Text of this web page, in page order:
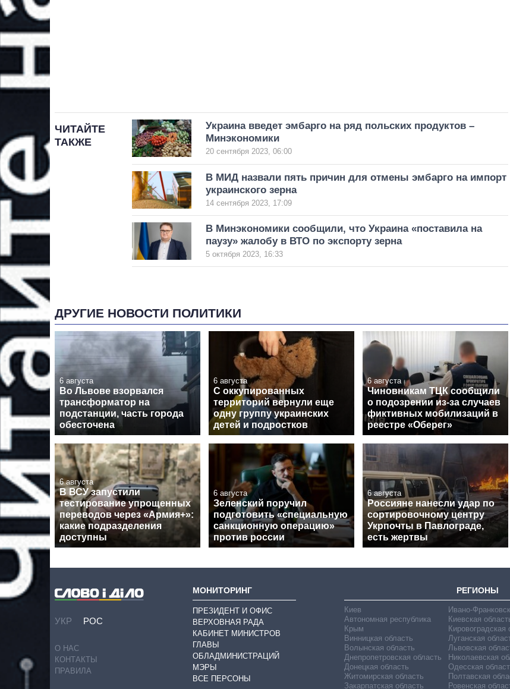
ЧИТАЙТЕ
ТАКЖЕ
Украина введет эмбарго на ряд польских продуктов –
Минэкономики
20 сентября 2023, 06:00
В МИД назвали пять причин для отмены эмбарго на импорт
украинского зерна
14 сентября 2023, 17:09
В Минэкономики сообщили, что Украина «поставила на
паузу» жалобу в ВТО по экспорту зерна
5 октября 2023, 16:33
ДРУГИЕ НОВОСТИ ПОЛИТИКИ
6 августа
Во Львове взорвался
трансформатор на
подстанции, часть города
обесточена
6 августа
С оккупированных
территорий вернули еще
одну группу украинских
детей и подростков
6 августа
Чиновникам ТЦК сообщили
о подозрении из-за случаев
фиктивных мобилизаций в
реестре «Оберег»
6 августа
В ВСУ запустили
тестирование упрощенных
переводов через «Армия+»:
какие подразделения
доступны
6 августа
Зеленский поручил
подготовить «специальную
санкционную операцию»
против россии
6 августа
Россияне нанесли удар по
сортировочному центру
Укрпочты в Павлограде,
есть жертвы
УКР РОС
О НАС
КОНТАКТЫ
ПРАВИЛА
МОНИТОРИНГ
ПРЕЗИДЕНТ И ОФИС
ВЕРХОВНАЯ РАДА
КАБИНЕТ МИНИСТРОВ
ГЛАВЫ
ОБЛАДМИНИСТРАЦИЙ
МЭРЫ
ВСЕ ПЕРСОНЫ
РЕГИОНЫ
Киев
Автономная республика
Крым
Винницкая область
Волынская область
Днепропетровская область
Донецкая область
Житомирская область
Закарпатская область
Ивано-
Киевская
Кировоградская
Луганская
Львовская
Николаевская
Одесская
Полтавская
Ровенская